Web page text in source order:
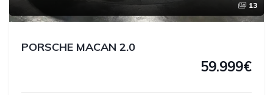
13
PORSCHE MACAN 2.0
59.999€